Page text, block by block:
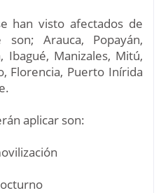
han visto afectados de
son; Arauca, Popayán,
Ibagué, Manizales, Mitú,
Florencia, Puerto Inírida
aplicar son: